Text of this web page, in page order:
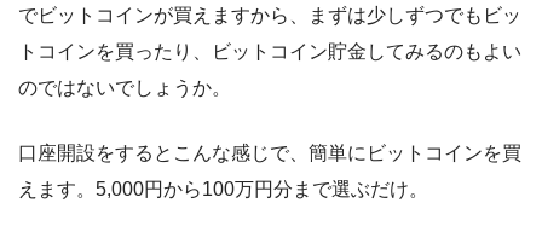
でビットコインが買えますから、まずは少しずつでもビッ
トコインを買ったり、ビットコイン貯金してみるのもよい
のではないでしょうか。
口座開設をするとこんな感じで、簡単にビットコインを買
えます。5,000円から100万円分まで選ぶだけ。